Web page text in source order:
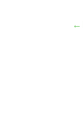
←